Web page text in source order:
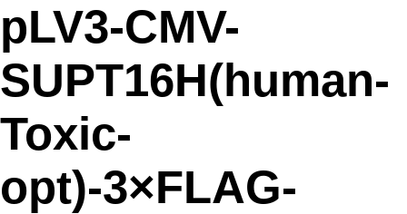
pLV3-CMV-
SUPT16H(human-
Toxic-
opt)-3×FLAG-